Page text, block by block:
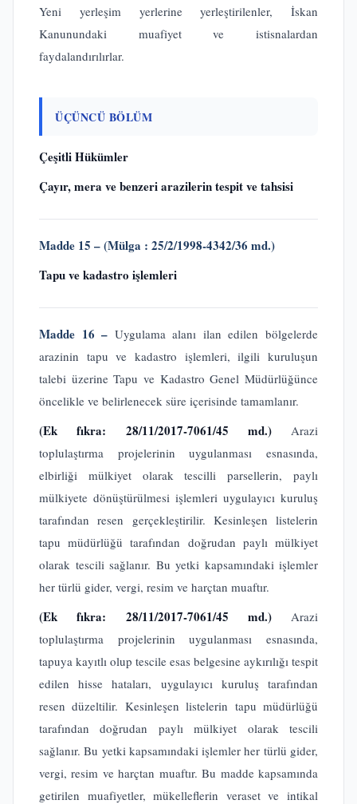
Yeni yerleşim yerlerine yerleştirilenler, İskan
Kanunundaki muafiyet ve istisnalardan
faydalandırılırlar.
ÜÇÜNCÜ BÖLÜM
Çeşitli Hükümler
Çayır, mera ve benzeri arazilerin tespit ve tahsisi
Madde 15 – (Mülga : 25/2/1998-4342/36 md.)
Tapu ve kadastro işlemleri
Madde 16 – Uygulama alanı ilan edilen bölgelerde
arazinin tapu ve kadastro işlemleri, ilgili kuruluşun
talebi üzerine Tapu ve Kadastro Genel Müdürlüğünce
öncelikle ve belirlenecek süre içerisinde tamamlanır.
(Ek fıkra: 28/11/2017-7061/45 md.) Arazi
toplulaştırma projelerinin uygulanması esnasında,
elbirliği mülkiyet olarak tescilli parsellerin, paylı
mülkiyete dönüştürülmesi işlemleri uygulayıcı kuruluş
tarafından resen gerçekleştirilir. Kesinleşen listelerin
tapu müdürlüğü tarafından doğrudan paylı mülkiyet
olarak tescili sağlanır. Bu yetki kapsamındaki işlemler
her türlü gider, vergi, resim ve harçtan muaftır.
(Ek fıkra: 28/11/2017-7061/45 md.) Arazi
toplulaştırma projelerinin uygulanması esnasında,
tapuya kayıtlı olup tescile esas belgesine aykırılığı tespit
edilen hisse hataları, uygulayıcı kuruluş tarafından
resen düzeltilir. Kesinleşen listelerin tapu müdürlüğü
tarafından doğrudan paylı mülkiyet olarak tescili
sağlanır. Bu yetki kapsamındaki işlemler her türlü gider,
vergi, resim ve harçtan muaftır. Bu madde kapsamında
getirilen muafiyetler, mükelleflerin veraset ve intikal